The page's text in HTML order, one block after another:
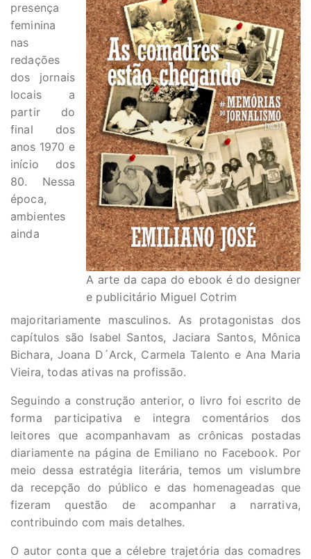
A arte da capa do ebook é do designer
e publicitário Miguel Cotrim
presença
feminina
nas
redações
dos jornais
locais a
partir do
final dos
anos 1970 e
início dos
80. Nessa
época,
ambientes
ainda
majoritariamente masculinos. As protagonistas dos
capítulos são Isabel Santos, Jaciara Santos, Mônica
Bichara, Joana D´Arck, Carmela Talento e Ana Maria
Vieira, todas ativas na profissão.
Seguindo a construção anterior, o livro foi escrito de
forma participativa e integra comentários dos
leitores que acompanhavam as crônicas postadas
diariamente na página de Emiliano no Facebook. Por
meio dessa estratégia literária, temos um vislumbre
da recepção do público e das homenageadas que
fizeram questão de acompanhar a narrativa,
contribuindo com mais detalhes.
O autor conta que a célebre trajetória das comadres